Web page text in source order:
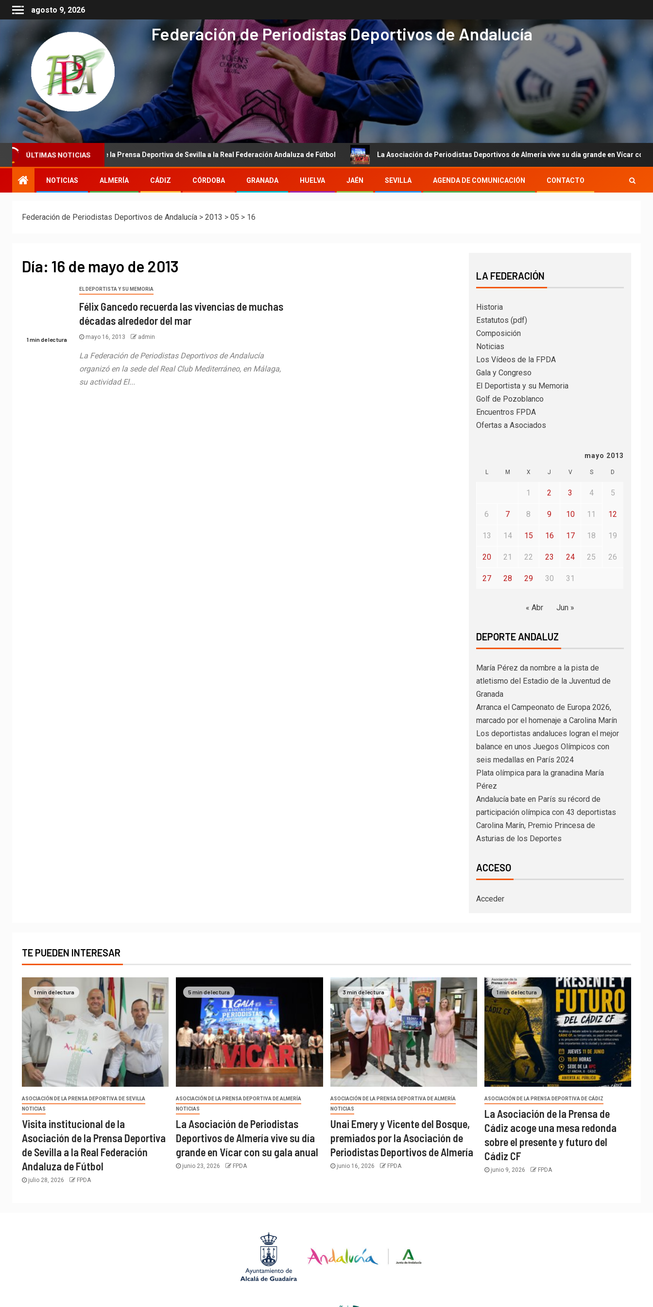
agosto 9, 2026
Federación de Periodistas Deportivos de Andalucía
ÚLTIMAS NOTICIAS
de la Asociación de la Prensa Deportiva de Sevilla a la Real Federación Andaluza de Fútbol La Asociación de Periodistas Deportivos de Almería vive su día grande en Vícar con su gala
NOTICIAS ALMERÍA CÁDIZ CÓRDOBA GRANADA HUELVA JAÉN SEVILLA AGENDA DE COMUNICACIÓN CONTACTO
Federación de Periodistas Deportivos de Andalucía > 2013 > 05 > 16
Día: 16 de mayo de 2013
1 min de lectura
EL DEPORTISTA Y SU MEMORIA
Félix Gancedo recuerda las vivencias de muchas
décadas alrededor del mar
mayo 16, 2013 admin
La Federación de Periodistas Deportivos de Andalucía
organizó en la sede del Real Club Mediterráneo, en Málaga,
su actividad El...
LA FEDERACIÓN
Historia
Estatutos (pdf)
Composición
Noticias
Los Vídeos de la FPDA
Gala y Congreso
El Deportista y su Memoria
Golf de Pozoblanco
Encuentros FPDA
Ofertas a Asociados
mayo 2013
L M X J V S D
1 2 3 4 5
6 7 8 9 10 11 12
13 14 15 16 17 18 19
20 21 22 23 24 25 26
27 28 29 30 31
« Abr Jun »
DEPORTE ANDALUZ
María Pérez da nombre a la pista de
atletismo del Estadio de la Juventud de
Granada
Arranca el Campeonato de Europa 2026,
marcado por el homenaje a Carolina Marín
Los deportistas andaluces logran el mejor
balance en unos Juegos Olímpicos con
seis medallas en París 2024
Plata olímpica para la granadina María
Pérez
Andalucía bate en París su récord de
participación olímpica con 43 deportistas
Carolina Marín, Premio Princesa de
Asturias de los Deportes
ACCESO
Acceder
TE PUEDEN INTERESAR
1 min de lectura
ASOCIACIÓN DE LA PRENSA DEPORTIVA DE SEVILLA
NOTICIAS
Visita institucional de la
Asociación de la Prensa Deportiva
de Sevilla a la Real Federación
Andaluza de Fútbol
julio 28, 2026 FPDA
5 min de lectura
ASOCIACIÓN DE LA PRENSA DEPORTIVA DE ALMERÍA
NOTICIAS
La Asociación de Periodistas
Deportivos de Almería vive su día
grande en Vícar con su gala anual
junio 23, 2026 FPDA
3 min de lectura
ASOCIACIÓN DE LA PRENSA DEPORTIVA DE ALMERÍA
NOTICIAS
Unai Emery y Vicente del Bosque,
premiados por la Asociación de
Periodistas Deportivos de Almería
junio 16, 2026 FPDA
1 min de lectura
ASOCIACIÓN DE LA PRENSA DEPORTIVA DE CÁDIZ
La Asociación de la Prensa de
Cádiz acoge una mesa redonda
sobre el presente y futuro del
Cádiz CF
junio 9, 2026 FPDA